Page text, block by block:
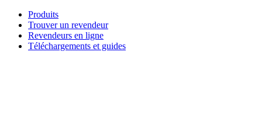
Aller
contenu
Produits
Trouver un revendeur
Revendeurs en ligne
Téléchargements et guides